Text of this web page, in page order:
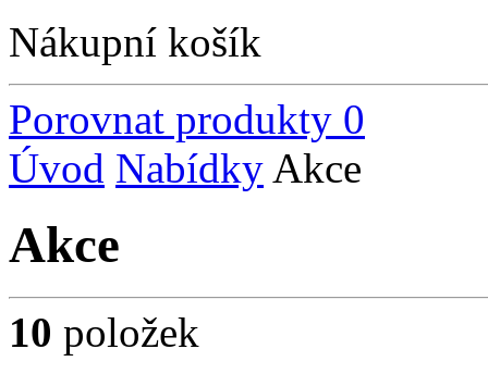
Nákupní košík
Porovnat produkty 0
Úvod Nabídky Akce
Akce
10 položek